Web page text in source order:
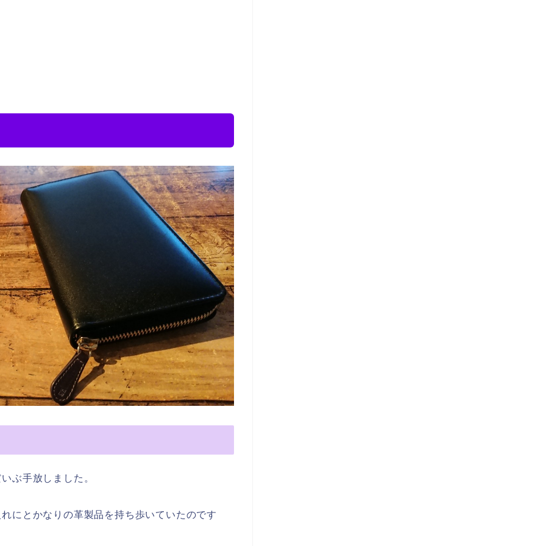
ぶ手放しました。
にとかなりの革製品を持ち歩いていたのです